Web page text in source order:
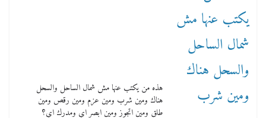
هذه من يكتب عنها مش شمال الساحل والسحل
هناك ومين شرب ومين عزم ومين رقص ومين
طلق ومين اتجوز ومين ابصر اي ومدرك اي؟